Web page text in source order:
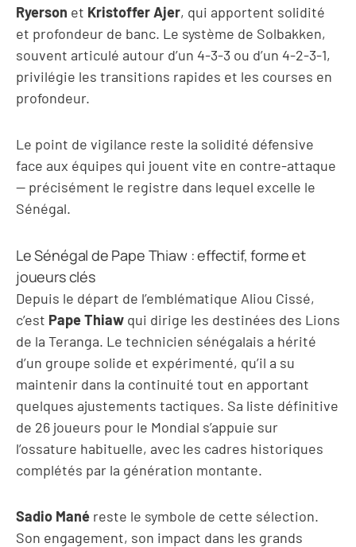
Ryerson et Kristoffer Ajer, qui apportent solidité
et profondeur de banc. Le système de Solbakken,
souvent articulé autour d’un 4-3-3 ou d’un 4-2-3-1,
privilégie les transitions rapides et les courses en
profondeur.
Le point de vigilance reste la solidité défensive
face aux équipes qui jouent vite en contre-attaque
— précisément le registre dans lequel excelle le
Sénégal.
Le Sénégal de Pape Thiaw : effectif, forme et
joueurs clés
Depuis le départ de l’emblématique Aliou Cissé,
c’est Pape Thiaw qui dirige les destinées des Lions
de la Teranga. Le technicien sénégalais a hérité
d’un groupe solide et expérimenté, qu’il a su
maintenir dans la continuité tout en apportant
quelques ajustements tactiques. Sa liste définitive
de 26 joueurs pour le Mondial s’appuie sur
l’ossature habituelle, avec les cadres historiques
complétés par la génération montante.
Sadio Mané reste le symbole de cette sélection.
Son engagement, son impact dans les grands